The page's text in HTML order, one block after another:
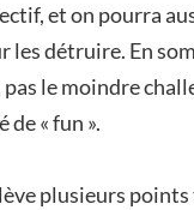
et on pourra
détruire. En
le moindre
« fun ».
plusieurs